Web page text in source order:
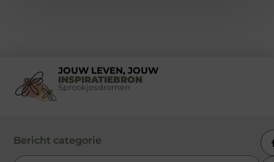
JOUW LEVEN, JOUW
INSPIRATIEBRON
Sprookjesdromen
Bericht categorie